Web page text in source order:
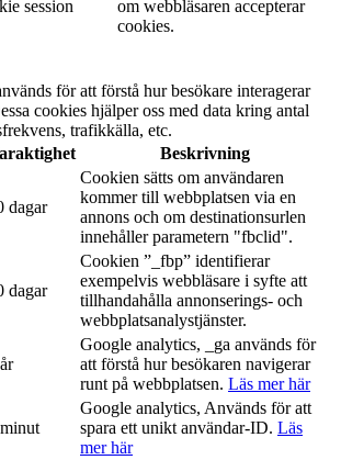
session
om webbläsaren accepterar
cookies.
för att förstå hur besökare interagerar
cookies hjälper oss med data kring antal
trafikkälla, etc.
Beskrivning
dagar
Cookien sätts om användaren
kommer till webbplatsen via en
annons och om destinationsurlen
innehåller parametern "fbclid".
dagar
Cookien ”_fbp” identifierar
exempelvis webbläsare i syfte att
tillhandahålla annonserings- och
webbplatsanalystjänster.
Google analytics, _ga används för
att förstå hur besökaren navigerar
runt på webbplatsen. Läs mer här
Google analytics, Används för att
spara ett unikt användar-ID. Läs
mer här